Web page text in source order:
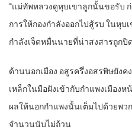
“แม่ทัพหลวงดูหุบเขาลูกนั้นขอรับ
การให้กองกำลังออกไปสู้รบ ในหุ
กำลังเจ็ดหมื่นนายที่น่าสงสารถูก
ด้านนอกเมือง อสูรครึ่งอสรพิษยัง
เหล็กในมือฝังเข้ากับกำแพงเมือง
ผลให้นอกกำแพงนั้นเต็มไปด้วยพว
จำนวนนับไม่ถ้วน